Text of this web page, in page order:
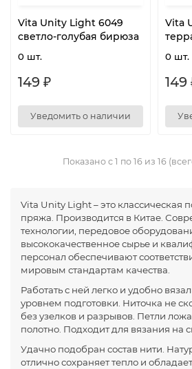
Vita Unity Light 6049
светло-голубая бирюза
0 шт.
149 ₽
Уведомить о наличии
Vita
0 шт.
149
Показано с 1 по 16 из 16
Vita Unity Light – это классическая
пряжа. Производится в Китае.
технологии, передовое
высококачественное сырье и
персонал обеспечивают
мировым стандартам качества.
Работать с ней легко и удобно
уровнем подготовки. Ниточка не
без узелков и разрывов. Петли
полотно. Подходит для вязания на
Удачно подобран состав нити.
отлично сохраняет тепло и